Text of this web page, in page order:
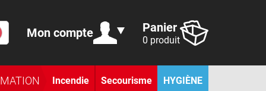
Mon compte Panier
0 produit
Incendie Secourisme HYGIÈNE